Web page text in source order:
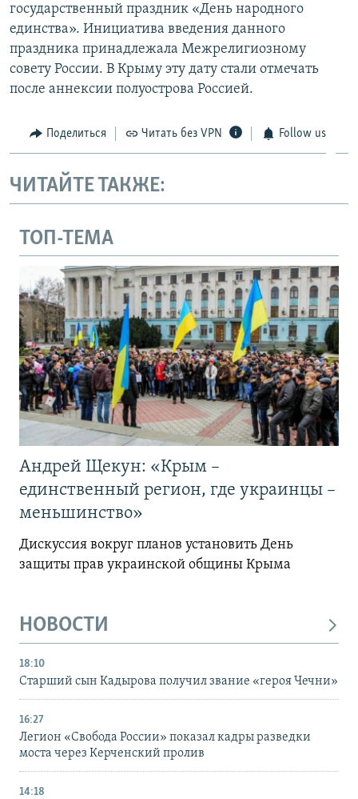
государственный праздник «День народного
единства». Инициатива введения данного
праздника принадлежала Межрелигиозному
совету России. В Крыму эту дату стали отмечать
после аннексии полуострова Россией.
Поделиться Читать без VPN Follow us
ЧИТАЙТЕ ТАКЖЕ:
ТОП-ТЕМА
Андрей Щекун: «Крым –
единственный регион, где украинцы –
меньшинство»
Дискуссия вокруг планов установить День
защиты прав украинской общины Крыма
НОВОСТИ
18:10
Старший сын Кадырова получил звание «героя Чечни»
16:27
Легион «Свобода России» показал кадры разведки
моста через Керченский пролив
14:18